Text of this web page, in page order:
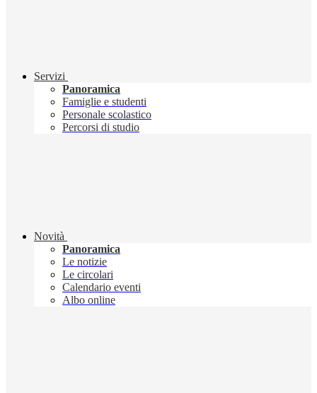
Servizi
Panoramica
Famiglie e studenti
Personale scolastico
Percorsi di studio
Novità
Panoramica
Le notizie
Le circolari
Calendario eventi
Albo online